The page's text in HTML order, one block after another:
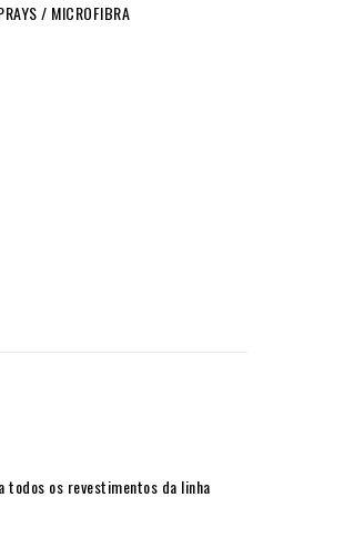
/ MICROFIBRA
os revestimentos da linha